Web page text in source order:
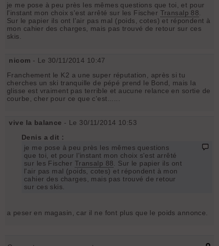
je me pose à peu près les mêmes questions que toi, et pour
l'instant mon choix s'est arrêté sur les Fischer Transalp 88
Sur le papier ils ont l'air pas mal (poids, cotes) et répondent à
mon cahier des charges, mais pas trouvé de retour sur ces
skis.
nicom - Le 30/11/2014 10:47
Franchement le K2 a une super réputation, après si tu
cherches un ski tranquille de pépé prend le Bond, mais la
glisse est vraiment pas terrible et aucune relance en sortie de
courbe, cher pour ce que c'est......
vive la balance - Le 30/11/2014 10:53
Denis a dit :
je me pose à peu près les mêmes questions
que toi, et pour l'instant mon choix s'est arrêté
sur les Fischer Transalp 88 . Sur le papier ils ont
l'air pas mal (poids, cotes) et répondent à mon
cahier des charges, mais pas trouvé de retour
sur ces skis.
a peser en magasin, car il ne font plus que le poids annonce.